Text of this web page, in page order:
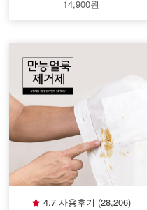
14,900원
4.7 사용후기 (28,206)